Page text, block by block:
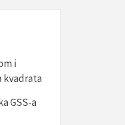
i
kvadrata
GSS-a